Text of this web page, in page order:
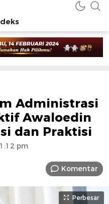
Administrasi
Awaloedin
dan Praktisi
pm
Komentar
Perbesar